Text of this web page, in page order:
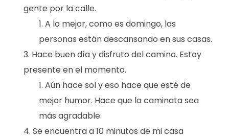
gente por la calle.
A lo mejor, como es domingo, las
personas están descansando en sus casas.
Hace buen día y disfruto del camino. Estoy
presente en el momento.
Aún hace sol y eso hace que esté de
mejor humor. Hace que la caminata sea
más agradable.
Se encuentra a 10 minutos de mi casa